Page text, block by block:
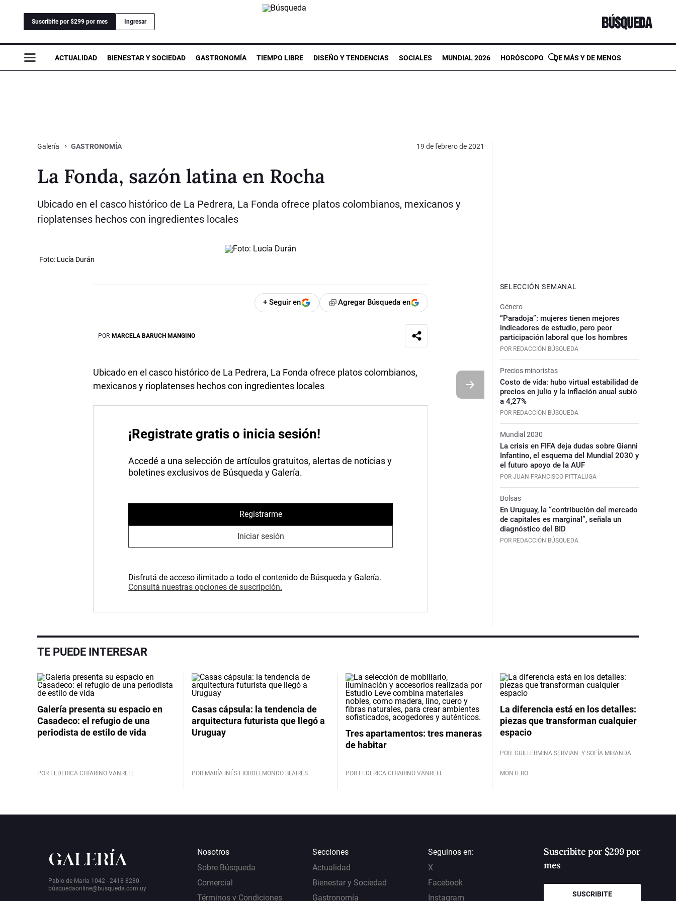
Suscribite por $299 por mes Ingresar
ACTUALIDAD BIENESTAR Y SOCIEDAD GASTRONOMÍA TIEMPO LIBRE DISEÑO Y TENDENCIAS SOCIALES MUNDIAL 2026 HORÓSCOPO DE MÁS Y DE MENOS
Galería GASTRONOMÍA 19 de febrero de 2021
La Fonda, sazón latina en Rocha
Ubicado en el casco histórico de La Pedrera, La Fonda ofrece platos colombianos, mexicanos y
rioplatenses hechos con ingredientes locales
Foto: Lucía Durán
+ Seguir en Agregar Búsqueda en
POR MARCELA BARUCH MANGINO
Ubicado en el casco histórico de La Pedrera, La Fonda ofrece platos colombianos,
mexicanos y rioplatenses hechos con ingredientes locales
¡Registrate gratis o inicia sesión!
Accedé a una selección de artículos gratuitos, alertas de noticias y
boletines exclusivos de Búsqueda y Galería.
Registrarme
Iniciar sesión
Disfrutá de acceso ilimitado a todo el contenido de Búsqueda y Galería.
Consultá nuestras opciones de suscripción.
SELECCIÓN SEMANAL
Género
“Paradoja”: mujeres tienen mejores
indicadores de estudio, pero peor
participación laboral que los hombres
POR REDACCIÓN BÚSQUEDA
Precios minoristas
Costo de vida: hubo virtual estabilidad de
precios en julio y la inflación anual subió
a 4,27%
POR REDACCIÓN BÚSQUEDA
Mundial 2030
La crisis en FIFA deja dudas sobre Gianni
Infantino, el esquema del Mundial 2030 y
el futuro apoyo de la AUF
POR JUAN FRANCISCO PITTALUGA
Bolsas
En Uruguay, la “contribución del mercado
de capitales es marginal”, señala un
diagnóstico del BID
POR REDACCIÓN BÚSQUEDA
TE PUEDE INTERESAR
Galería presenta su espacio en
Casadeco: el refugio de una
periodista de estilo de vida
POR FEDERICA CHIARINO VANRELL
Casas cápsula: la tendencia de
arquitectura futurista que llegó a
Uruguay
POR MARÍA INÉS FIORDELMONDO BLAIRES
Tres apartamentos: tres maneras
de habitar
POR FEDERICA CHIARINO VANRELL
La diferencia está en los detalles:
piezas que transforman cualquier
espacio
POR GUILLERMINA SERVIAN Y SOFÍA MIRANDA
MONTERO
Pablo de María 1042 - 2418 8280
búsquedaonline@busqueda.com.uy
Nosotros
Sobre Búsqueda
Comercial
Términos y Condiciones
Secciones
Actualidad
Bienestar y Sociedad
Gastronomía
Seguinos en:
X
Facebook
Instagram
Suscribite por $299 por
mes
SUSCRIBITE